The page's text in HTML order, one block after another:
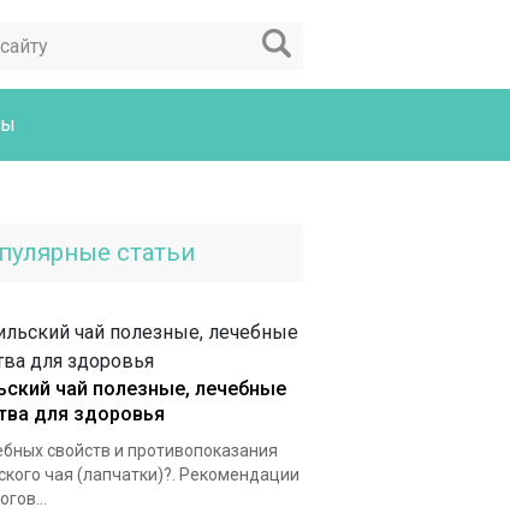
статьи
чай полезные, лечебные
для здоровья
свойств и противопоказания
чая (лапчатки)?. Рекомендации